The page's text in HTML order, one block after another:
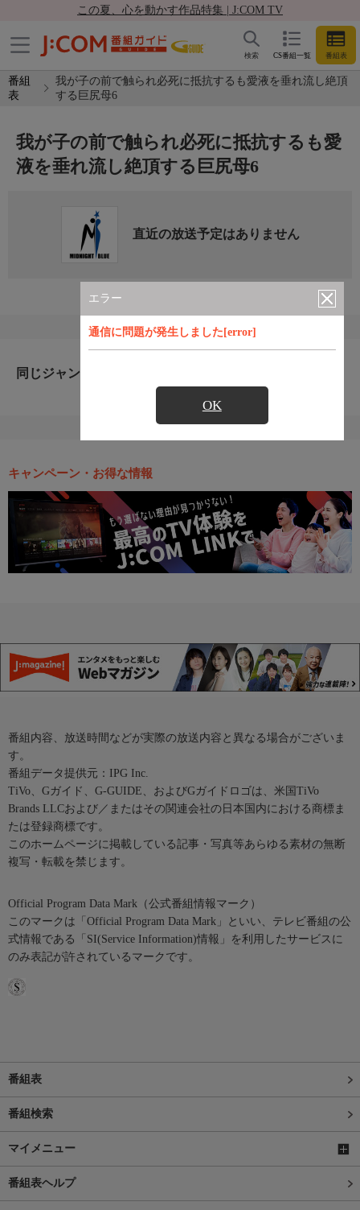
この夏、心を動かす作品特集 | J:COM TV
CS番組一覧 番組表
検索
番組
表
我が子の前で触られ必死に抵抗するも愛液を垂れ流し絶頂
する巨尻母6
エラー
通信に問題が発生しました[error]
OK
我が子の前で触られ必死に抵抗するも愛
液を垂れ流し絶頂する巨尻母6
直近の放送予定はありません
同じジャンルのおすすめ番組
キャンペーン・お得な情報
番組内容、放送時間などが実際の放送内容と異なる場合がございま
す。
番組データ提供元：IPG Inc.
TiVo、Gガイド、G-GUIDE、およびGガイドロゴは、米国TiVo
Brands LLCおよび／またはその関連会社の日本国内における商標ま
たは登録商標です。
このホームページに掲載している記事・写真等あらゆる素材の無断
複写・転載を禁じます。
Official Program Data Mark（公式番組情報マーク）
このマークは「Official Program Data Mark」といい、テレビ番組の公
式情報である「SI(Service Information)情報」を利用したサービスに
のみ表記が許されているマークです。
番組表
番組検索
マイメニュー
番組表ヘルプ